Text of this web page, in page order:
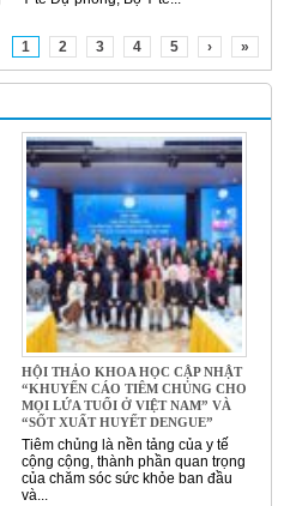
1 2 3 4 5 › »
HỘI THẢO KHOA HỌC CẬP NHẬT
“KHUYẾN CÁO TIÊM CHỦNG CHO
MỌI LỨA TUỔI Ở VIỆT NAM” VÀ
“SỐT XUẤT HUYẾT DENGUE”
Tiêm chủng là nền tảng của y tế
cộng cộng, thành phần quan trọng
của chăm sóc sức khỏe ban đầu
và...